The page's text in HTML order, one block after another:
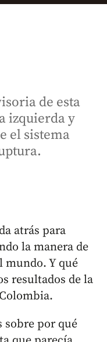
de esta
izquierda y
el sistema
atrás para
la manera de
mundo. Y qué
resultados de la
sobre por qué